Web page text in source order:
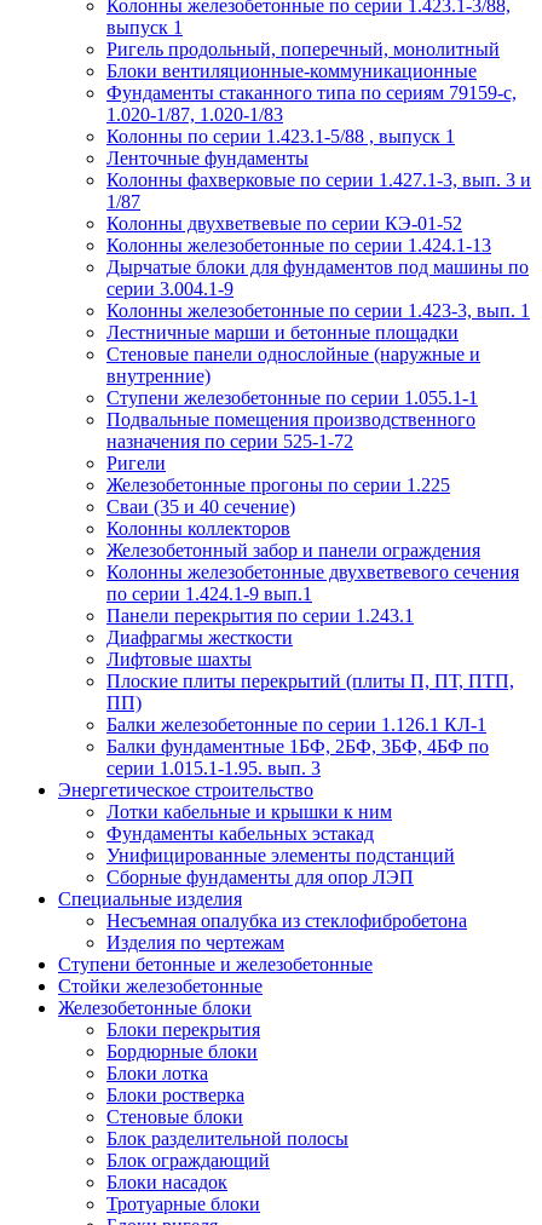
Колонны железобетонные по серии 1.423.1-3/88,
выпуск 1
Ригель продольный, поперечный, монолитный
Блоки вентиляционные-коммуникационные
Фундаменты стаканного типа по сериям 79159-с,
1.020-1/87, 1.020-1/83
Колонны по серии 1.423.1-5/88 , выпуск 1
Ленточные фундаменты
Колонны фахверковые по серии 1.427.1-3, вып. 3 и
1/87
Колонны двухветвевые по серии КЭ-01-52
Колонны железобетонные по серии 1.424.1-13
Дырчатые блоки для фундаментов под машины по
серии 3.004.1-9
Колонны железобетонные по серии 1.423-3, вып. 1
Лестничные марши и бетонные площадки
Стеновые панели однослойные (наружные и
внутренние)
Ступени железобетонные по серии 1.055.1-1
Подвальные помещения производственного
назначения по серии 525-1-72
Ригели
Железобетонные прогоны по серии 1.225
Сваи (35 и 40 сечение)
Колонны коллекторов
Железобетонный забор и панели ограждения
Колонны железобетонные двухветвевого сечения
по серии 1.424.1-9 вып.1
Панели перекрытия по серии 1.243.1
Диафрагмы жесткости
Лифтовые шахты
Плоские плиты перекрытий (плиты П, ПТ, ПТП,
ПП)
Балки железобетонные по серии 1.126.1 КЛ-1
Балки фундаментные 1БФ, 2БФ, 3БФ, 4БФ по
серии 1.015.1-1.95. вып. 3
Энергетическое строительство
Лотки кабельные и крышки к ним
Фундаменты кабельных эстакад
Унифицированные элементы подстанций
Сборные фундаменты для опор ЛЭП
Специальные изделия
Несъемная опалубка из стеклофибробетона
Изделия по чертежам
Ступени бетонные и железобетонные
Стойки железобетонные
Железобетонные блоки
Блоки перекрытия
Бордюрные блоки
Блоки лотка
Блоки ростверка
Стеновые блоки
Блок разделительной полосы
Блок ограждающий
Блоки насадок
Тротуарные блоки